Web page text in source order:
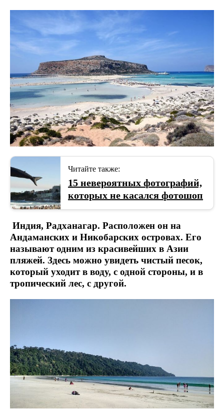
Читайте также:
15 невероятных фотографий,
которых не касался фотошоп
Индия, Радханагар. Расположен он на
Андаманских и Никобарских островах. Его
называют одним из красивейших в Азии
пляжей. Здесь можно увидеть чистый песок,
который уходит в воду, с одной стороны, и в
тропический лес, с другой.